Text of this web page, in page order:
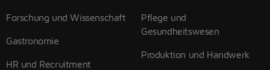
Forschung und Wissenschaft
Gastronomie
HR und Recruitment
Pflege und
Gesundheitswesen
Produktion und Handwerk